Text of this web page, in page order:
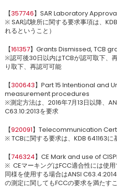
【357746】SAR Laboratory
※ SAR試験所に関する要求事項は、
れるということ）
【161357】Grants Dismissed, TCB
※認可後30日以内はTCBが認可取下、
り取下、再認可可能
【300643】Part 15 Intentional and
measurement procedures
※測定方法は、2016年7月13日以降、
C63.10:2013を要求
【920091】Telecommunication
※ TCBに関する要求は、KDB 641163に
【746324】CE Mark and use of
※ CEマーキングはFCC適合性には使
同様を使用する場合はANSI
の測定に関してもFCCの要求を満たす